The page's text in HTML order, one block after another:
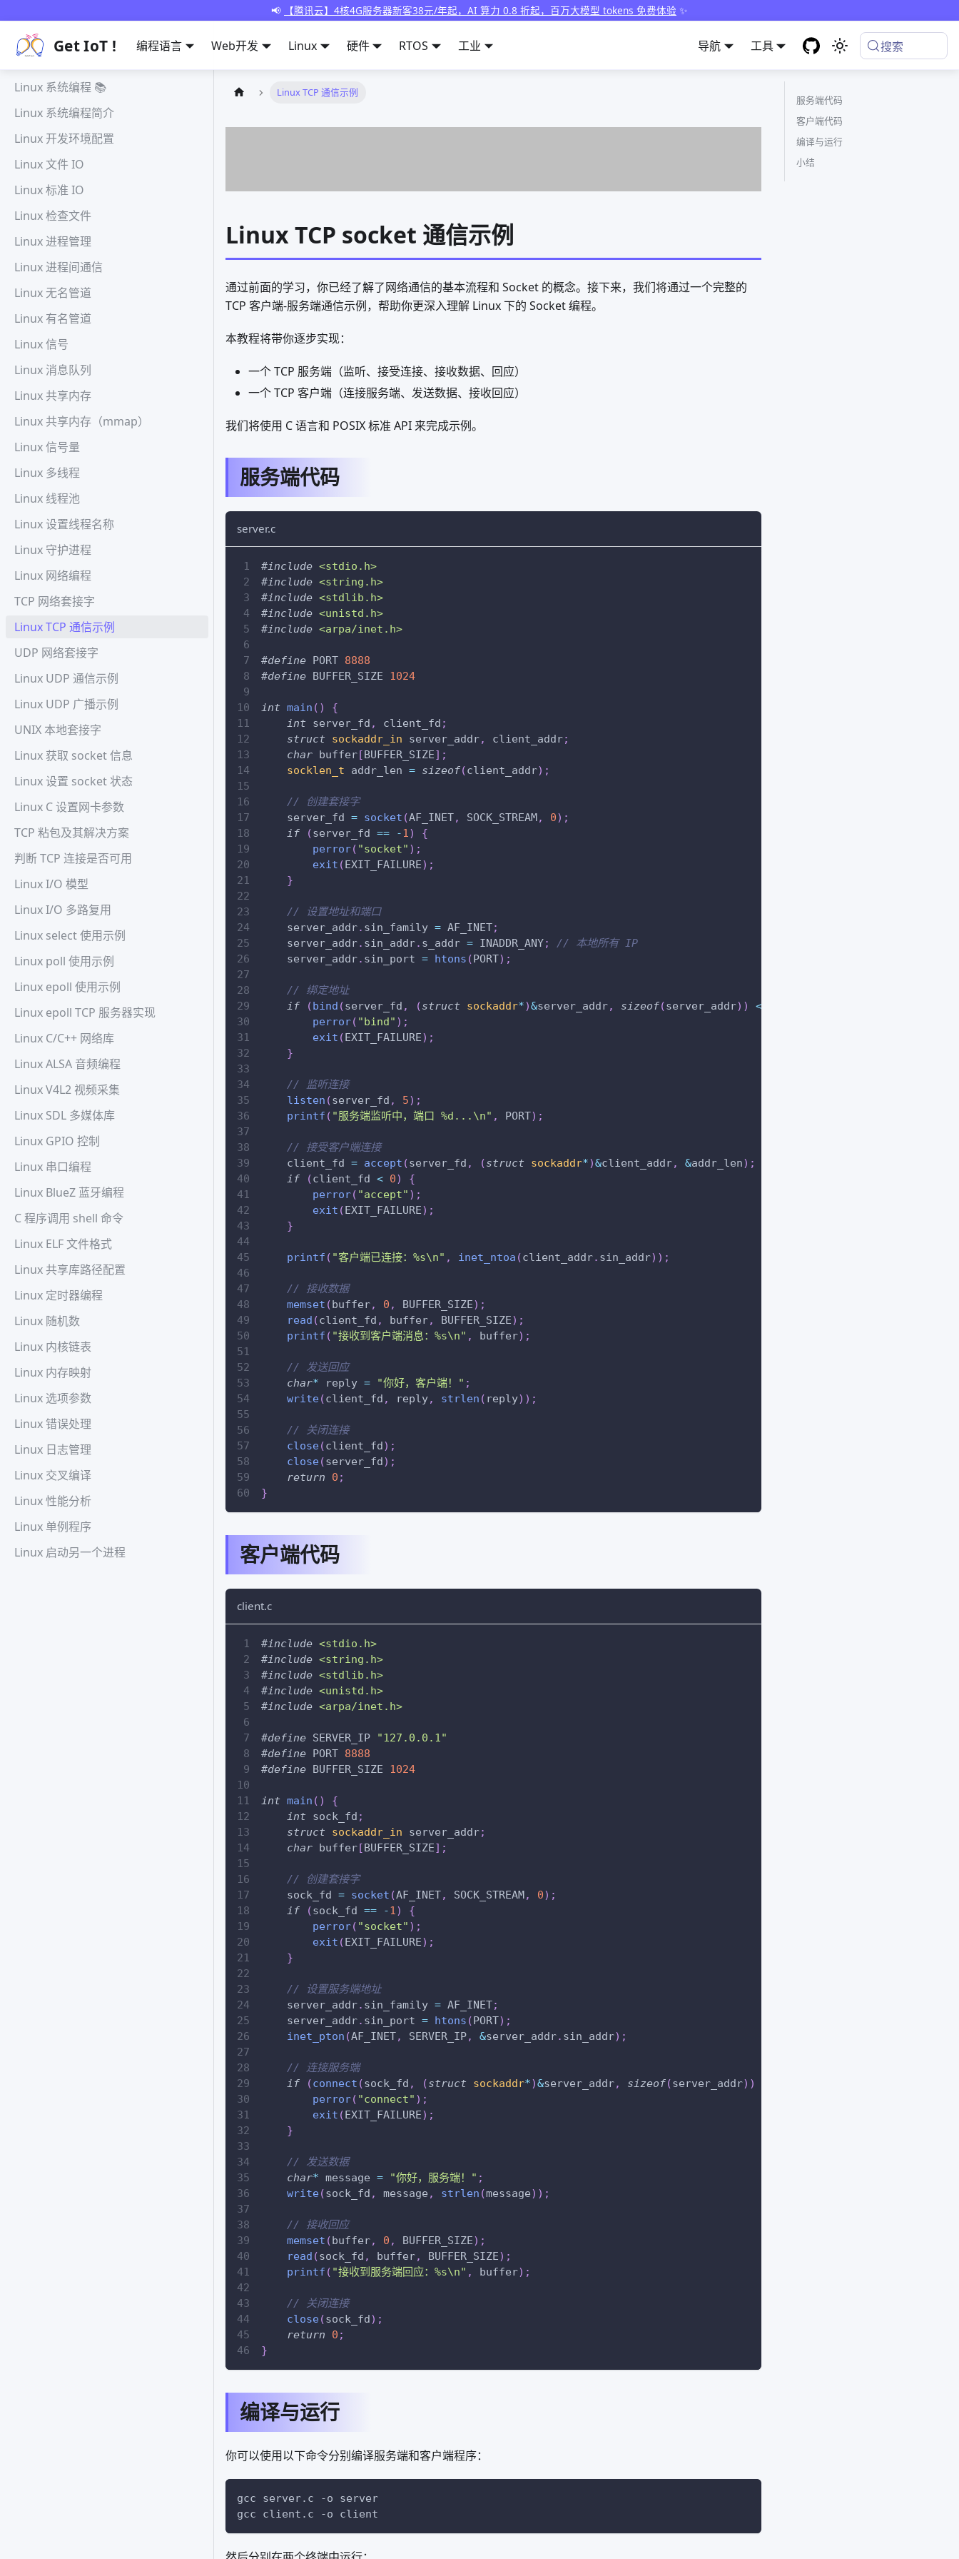
📢 【腾讯云】4核4G服务器新客38元/年起，AI 算力 0.8 折起，百万大模型 tokens 免费体验 ✨
Get IoT ! 编程语言 Web开发 Linux 硬件 RTOS 工业 导航 工具 搜索
Linux 系统编程 📚
Linux 系统编程简介
Linux 开发环境配置
Linux 文件 IO
Linux 标准 IO
Linux 检查文件
Linux 进程管理
Linux 进程间通信
Linux 无名管道
Linux 有名管道
Linux 信号
Linux 消息队列
Linux 共享内存
Linux 共享内存（mmap）
Linux 信号量
Linux 多线程
Linux 线程池
Linux 设置线程名称
Linux 守护进程
Linux 网络编程
TCP 网络套接字
Linux TCP 通信示例
UDP 网络套接字
Linux UDP 通信示例
Linux UDP 广播示例
UNIX 本地套接字
Linux 获取 socket 信息
Linux 设置 socket 状态
Linux C 设置网卡参数
TCP 粘包及其解决方案
判断 TCP 连接是否可用
Linux I/O 模型
Linux I/O 多路复用
Linux select 使用示例
Linux poll 使用示例
Linux epoll 使用示例
Linux epoll TCP 服务器实现
Linux C/C++ 网络库
Linux ALSA 音频编程
Linux V4L2 视频采集
Linux SDL 多媒体库
Linux GPIO 控制
Linux 串口编程
Linux BlueZ 蓝牙编程
C 程序调用 shell 命令
Linux ELF 文件格式
Linux 共享库路径配置
Linux 定时器编程
Linux 随机数
Linux 内核链表
Linux 内存映射
Linux 选项参数
Linux 错误处理
Linux 日志管理
Linux 交叉编译
Linux 性能分析
Linux 单例程序
Linux 启动另一个进程
Linux TCP 通信示例
Linux TCP socket 通信示例
通过前面的学习，你已经了解了网络通信的基本流程和 Socket 的概念。接下来，我们将通过一个完整的
TCP 客户端-服务端通信示例，帮助你更深入理解 Linux 下的 Socket 编程。
本教程将带你逐步实现：
一个 TCP 服务端（监听、接受连接、接收数据、回应）
一个 TCP 客户端（连接服务端、发送数据、接收回应）
我们将使用 C 语言和 POSIX 标准 API 来完成示例。
服务端代码
server.c
#include <stdio.h>
#include <string.h>
#include <stdlib.h>
#include <unistd.h>
#include <arpa/inet.h>
#define PORT 8888
#define BUFFER_SIZE 1024
int main ( )
{
int server_fd , client_fd ;
struct
sockaddr_in server_addr, client_addr;
char buffer[BUFFER_SIZE] ;
socklen_t addr_len = sizeof(client_addr) ;
// 创建套接字
    server_fd
= socket (AF_INET, SOCK_STREAM, 0) ;
if
(server_fd == -1)
{
perror( "socket" ) ;
exit (EXIT_FAILURE) ;
}
// 设置地址和端口
    server_addr
. sin_family = AF_INET;
    server_addr
. sin_addr. s_addr = INADDR_ANY;
// 本地所有 IP
    server_addr
. sin_port = htons (PORT) ;
// 绑定地址
if
(bind (server_fd , (struct sockaddr*)&server_addr, sizeof(server_addr) ) <
perror( "bind" ) ;
exit (EXIT_FAILURE) ;
}
// 监听连接
listen (server_fd , 5) ;
printf ( "服务端监听中，端口 %d...\n" , PORT) ;
// 接受客户端连接
    client_fd
= accept (server_fd , (struct sockaddr*)&client_addr, &addr_len) ;
if
(client_fd < 0)
{
perror( "accept" ) ;
exit (EXIT_FAILURE) ;
}
printf ( "客户端已连接：%s\n" , inet_ntoa (client_addr. sin_addr) ) ;
// 接收数据
memset (buffer, 0 , BUFFER_SIZE) ;
read (client_fd , buffer, BUFFER_SIZE) ;
printf ( "接收到客户端消息：%s\n" , buffer) ;
// 发送回应
char* reply = "你好，客户端！" ;
write(client_fd , reply, strlen ( reply) ) ;
// 关闭连接
close(client_fd) ;
close(server_fd) ;
return
0 ;
}
客户端代码
client.c
#include <stdio.h>
#include <string.h>
#include <stdlib.h>
#include <unistd.h>
#include <arpa/inet.h>
#define SERVER_IP
"127.0.0.1"
#define PORT 8888
#define BUFFER_SIZE 1024
int main ( )
{
int sock_fd ;
struct
sockaddr_in server_addr;
char buffer[BUFFER_SIZE] ;
// 创建套接字
    sock_fd
= socket (AF_INET, SOCK_STREAM, 0) ;
if
(sock_fd == -1)
{
perror( "socket" ) ;
exit (EXIT_FAILURE) ;
}
// 设置服务端地址
    server_addr
. sin_family = AF_INET;
    server_addr
. sin_port = htons (PORT) ;
inet_pton (AF_INET, SERVER_IP, &server_addr. sin_addr) ;
// 连接服务端
if
(connect (sock_fd , (struct sockaddr*)&server_addr, sizeof(server_addr) )
perror( "connect" ) ;
exit (EXIT_FAILURE) ;
}
// 发送数据
char* message = "你好，服务端！" ;
write(sock_fd , message , strlen (message) ) ;
// 接收回应
memset (buffer, 0 , BUFFER_SIZE) ;
read (sock_fd , buffer, BUFFER_SIZE) ;
printf ( "接收到服务端回应：%s\n" , buffer) ;
// 关闭连接
close(sock_fd) ;
return
0 ;
}
编译与运行
你可以使用以下命令分别编译服务端和客户端程序：
gcc server.c -o server
gcc client.c
-o client
服务端代码
客户端代码
编译与运行
小结